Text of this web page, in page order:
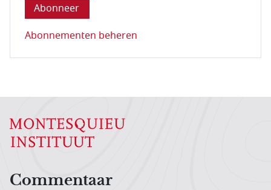
Abonnementen beheren
Hoofdnavigatiemenu
Commentaar